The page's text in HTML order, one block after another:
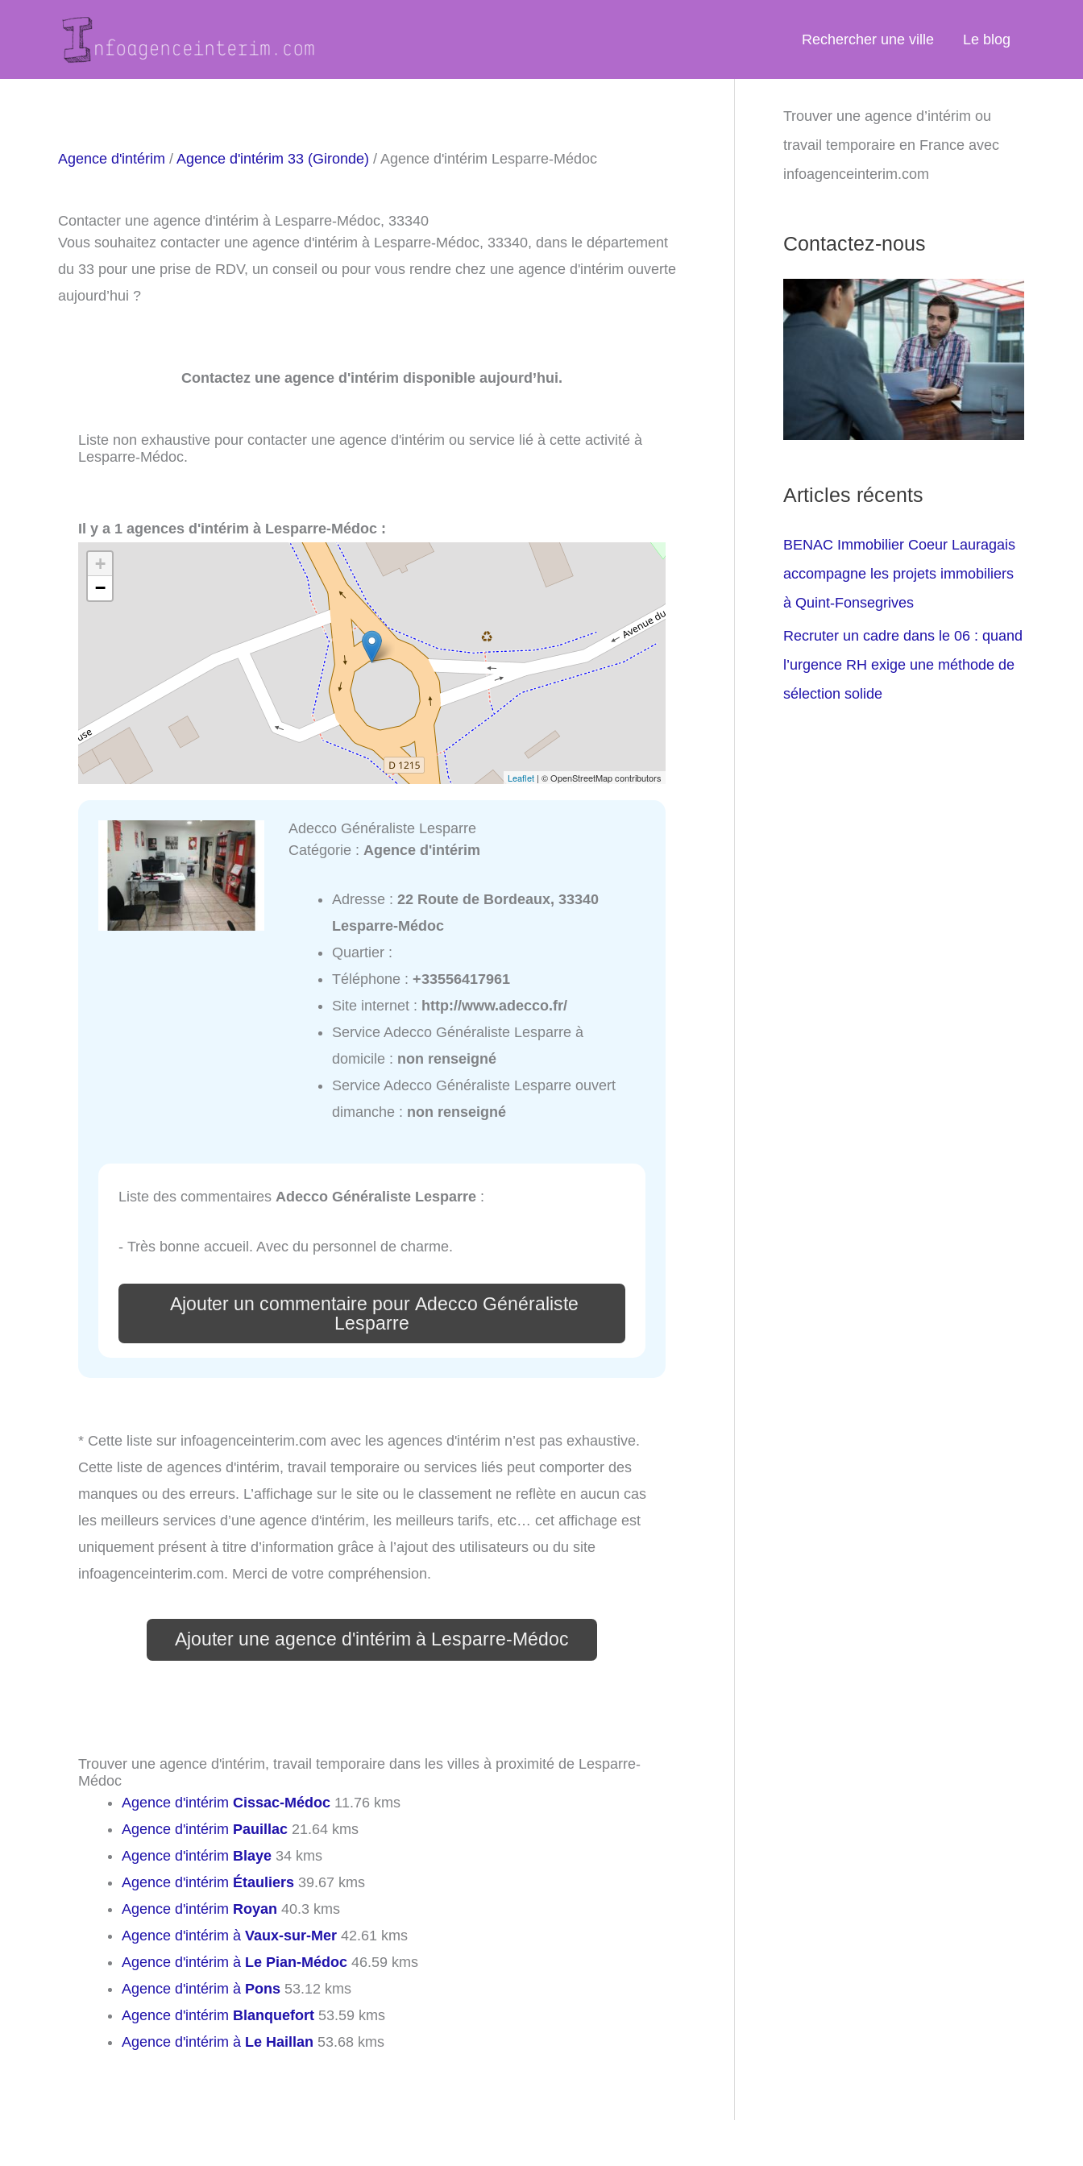
Rechercher une ville Le blog
Agence d'intérim / Agence d'intérim 33 (Gironde) / Agence d'intérim Lesparre-Médoc
Contacter une agence d'intérim à Lesparre-Médoc, 33340
Vous souhaitez contacter une agence d'intérim à Lesparre-Médoc, 33340, dans le département
du 33 pour une prise de RDV, un conseil ou pour vous rendre chez une agence d'intérim ouverte
aujourd’hui ?
Contactez une agence d'intérim disponible aujourd’hui.
Liste non exhaustive pour contacter une agence d'intérim ou service lié à cette activité à
Lesparre-Médoc.
Il y a 1 agences d'intérim à Lesparre-Médoc :
+
−
Leaflet | © OpenStreetMap contributors
Adecco Généraliste Lesparre
Catégorie : Agence d'intérim
Adresse :22 Route de Bordeaux, 33340
Lesparre-Médoc
Quartier :
Téléphone :+33556417961
Site internet : http://www.adecco.fr/
Service Adecco Généraliste Lesparre à
domicile : non renseigné
Service Adecco Généraliste Lesparre ouvert
dimanche : non renseigné
Liste des commentaires Adecco Généraliste Lesparre :
- Très bonne accueil. Avec du personnel de charme.
Ajouter un commentaire pour Adecco Généraliste
Lesparre
* Cette liste sur infoagenceinterim.com avec les agences d'intérim n’est pas exhaustive.
Cette liste de agences d'intérim, travail temporaire ou services liés peut comporter des
manques ou des erreurs. L’affichage sur le site ou le classement ne reflète en aucun cas
les meilleurs services d’une agence d'intérim, les meilleurs tarifs, etc… cet affichage est
uniquement présent à titre d’information grâce à l’ajout des utilisateurs ou du site
infoagenceinterim.com. Merci de votre compréhension.
Ajouter une agence d'intérim à Lesparre-Médoc
Trouver une agence d'intérim, travail temporaire dans les villes à proximité de Lesparre-
Médoc
Agence d'intérim Cissac-Médoc 11.76 kms
Agence d'intérim Pauillac 21.64 kms
Agence d'intérim Blaye 34 kms
Agence d'intérim Étauliers 39.67 kms
Agence d'intérim Royan 40.3 kms
Agence d'intérim à Vaux-sur-Mer 42.61 kms
Agence d'intérim à Le Pian-Médoc 46.59 kms
Agence d'intérim à Pons 53.12 kms
Agence d'intérim Blanquefort 53.59 kms
Agence d'intérim à Le Haillan 53.68 kms
Trouver une agence d’intérim ou
travail temporaire en France avec
infoagenceinterim.com
Contactez-nous
Articles récents
BENAC Immobilier Coeur Lauragais
accompagne les projets immobiliers
à Quint-Fonsegrives
Recruter un cadre dans le 06 : quand
l’urgence RH exige une méthode de
sélection solide